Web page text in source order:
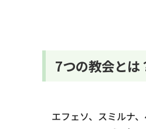
7つの教会とは
エフェソ、スミルナ